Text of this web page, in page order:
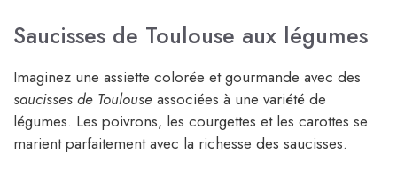
Saucisses de Toulouse aux légumes
Imaginez une assiette colorée et gourmande avec des
saucisses de Toulouse associées à une variété de
légumes. Les poivrons, les courgettes et les carottes se
marient parfaitement avec la richesse des saucisses.